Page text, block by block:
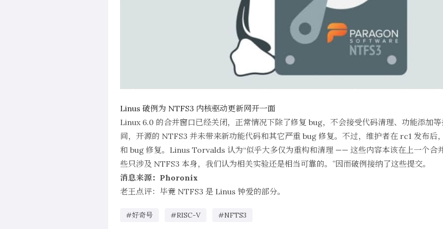
Linus 破例为 NTFS3 内核驱动更新网开一面
Linux 6.0 的合并窗口已经关闭，正常情况下除了修复 bug，不会接受代码清理、功能添加
间，开源的 NTFS3 并未带来新功能代码和其它严重 bug 修复。不过，维护者在 rc1 发布后
和 bug 修复。Linus Torvalds 认为“似乎大多仅为重构和清理 —— 这些内容本该在上一个合
些只涉及 NTFS3 本身，我们认为相关实验还是相当可靠的。”因而破例接纳了这些提交。
消息来源：Phoronix
老王点评：毕竟 NTFS3 是 Linus 钟爱的部分。
#好奇号 #RISC-V #NFTS3